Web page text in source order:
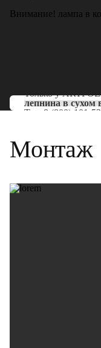
Внимание! лампа в
Только у
лепнина в сухом
Тел: 8 (800) 101-
Монтаж